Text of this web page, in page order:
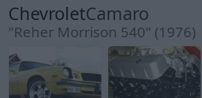
ChevroletCamaro
"Reher Morrison 540" (1976)